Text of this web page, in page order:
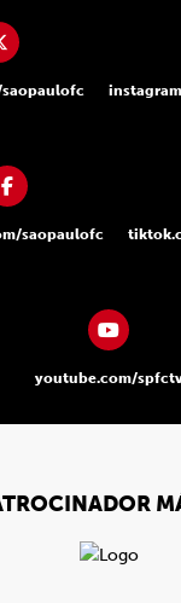
saopaulofc
youtube.com/